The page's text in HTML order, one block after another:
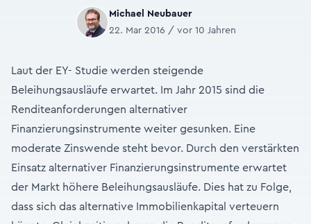
Michael Neubauer
22. Mar 2016 / vor 10 Jahren
Laut der EY- Studie werden steigende
Beleihungsausläufe erwartet. Im Jahr 2015 sind die
Renditeanforderungen alternativer
Finanzierungsinstrumente weiter gesunken. Eine
moderate Zinswende steht bevor. Durch den verstärkten
Einsatz alternativer Finanzierungsinstrumente erwartet
der Markt höhere Beleihungsausläufe. Dies hat zu Folge,
dass sich das alternative Immobilienkapital verteuern